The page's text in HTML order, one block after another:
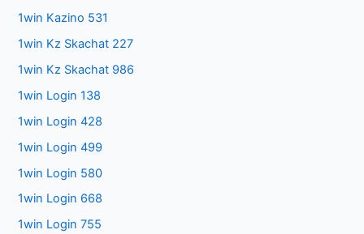
1win Kazino 531
1win Kz Skachat 227
1win Kz Skachat 986
1win Login 138
1win Login 428
1win Login 499
1win Login 580
1win Login 668
1win Login 755